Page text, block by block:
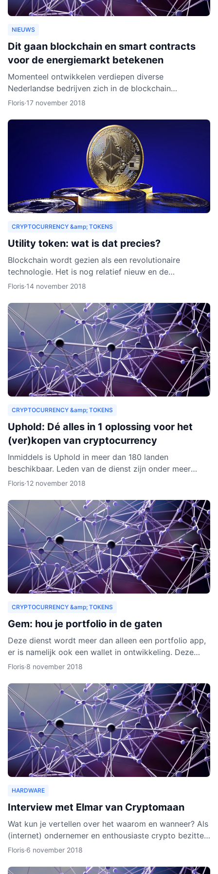
NIEUWS
Dit gaan blockchain en smart contracts
voor de energiemarkt betekenen
Momenteel ontwikkelen verdiepen diverse
Nederlandse bedrijven zich in de blockchain
technologie. Enkele daarvan, zoals BlockLab uit
Floris·17 november 2018
CRYPTOCURRENCY &amp; TOKENS
Utility token: wat is dat precies?
Blockchain wordt gezien als een revolutionaire
technologie. Het is nog relatief nieuw en de
verwachting is dat het zich de komende jaren verder
Floris·14 november 2018
CRYPTOCURRENCY &amp; TOKENS
Uphold: Dé alles in 1 oplossing voor het
(ver)kopen van cryptocurrency
Inmiddels is Uphold in meer dan 180 landen
beschikbaar. Leden van de dienst zijn onder meer
bedrijven, ontwikkelaars, particulieren, ngo’s en non-
Floris·12 november 2018
CRYPTOCURRENCY &amp; TOKENS
Gem: hou je portfolio in de gaten
Deze dienst wordt meer dan alleen een portfolio app,
er is namelijk ook een wallet in ontwikkeling. Deze
wallet gaat verschillende cryptocurrencies en token
Floris·8 november 2018
HARDWARE
Interview met Elmar van Cryptomaan
Wat kun je vertellen over het waarom en wanneer? Als
(internet) ondernemer en enthousiaste crypto bezitter
was het een logische keuze om de webshop te
Floris·6 november 2018